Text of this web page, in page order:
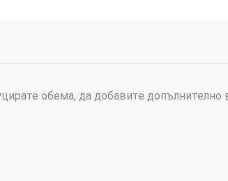
обема, да добавите допълнително